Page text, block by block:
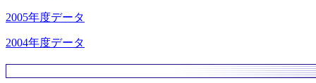
2005年度データ
2004年度データ